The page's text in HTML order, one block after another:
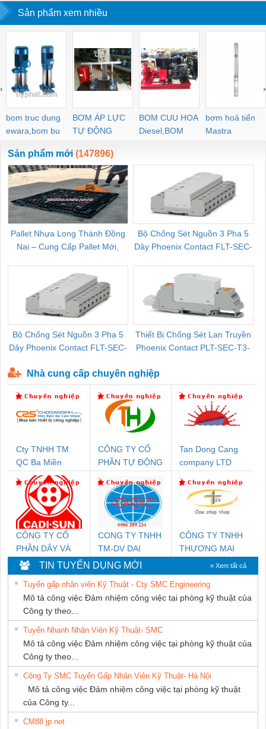
Sản phẩm xem nhiều
bom truc dung
ewara,bom bu
ewara
BƠM ÁP LỰC
TỰ ĐỘNG
BOM CUU HOA
Diesel,BOM
CHUA CHAY
bơm hoả tiển
Mastra
‹ ›
Sản phẩm mới (147896)
Pallet Nhựa Long Thành Đồng
Nai – Cung Cấp Pallet Mới,
Bộ Chống Sét Nguồn 3 Pha 5
Dây Phoenix Contact FLT-SEC-
Bộ Chống Sét Nguồn 3 Pha 5
Dây Phoenix Contact FLT-SEC-
Thiết Bị Chống Sét Lan Truyền
Phoenix Contact PLT-SEC-T3-
Nhà cung cấp chuyên nghiệp
Cty TNHH TM
QC Ba Miền
CÔNG TY CỔ
PHẦN TỰ ĐỘNG
Tan Dong Cang
company LTD
CÔNG TY CỔ
PHẦN DÂY VÀ
CÁP ĐIỆN
THƯỢNG ĐÌNH
CONG TY TNHH
TM-DV DAI
DONG THANH
CÔNG TY TNHH
THƯƠNG MẠI
THIÊN ÂN VIỆT
NAM
TIN TUYỂN DỤNG MỚI » Xem tất cả
Tuyển gấp nhân viên Kỹ Thuật - Cty SMC Engineering
Mô tả công việc Đảm nhiệm công việc tại phòng kỹ thuật của
Công ty theo...
Tuyển Nhanh Nhân Viên Kỹ Thuật- SMC
Mô tả công việc Đảm nhiệm công việc tại phòng kỹ thuật của
Công ty theo...
Công Ty SMC Tuyển Gấp Nhân Viên Kỹ Thuật- Hà Nội
Mô tả công việc Đảm nhiệm công việc tại phòng kỹ thuật
của Công ty...
CM88 jp net